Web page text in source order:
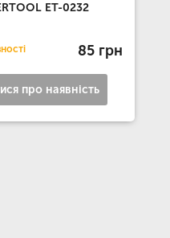
ET-0232
85 грн
про наявність